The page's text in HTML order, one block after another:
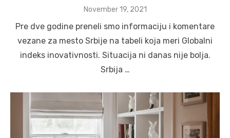
Posted
November 19, 2021
Pre dve godine preneli smo informaciju i komentare
vezane za mesto Srbije na tabeli koja meri Globalni
indeks inovativnosti. Situacija ni danas nije bolja.
Srbija …